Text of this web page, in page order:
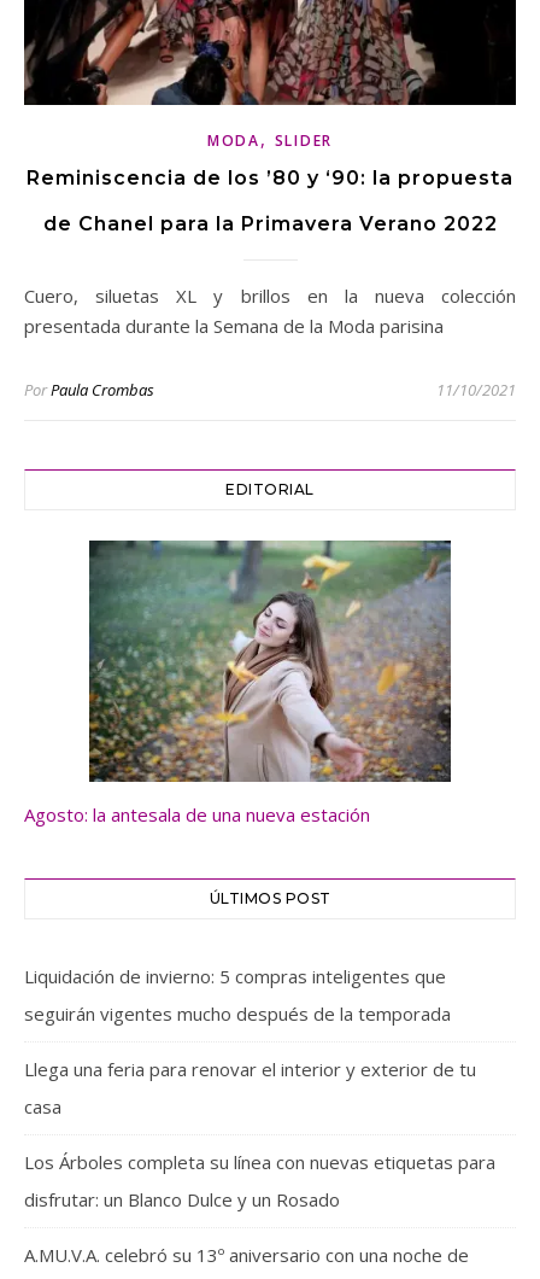
MODA, SLIDER
Reminiscencia de los ’80 y ‘90: la propuesta
de Chanel para la Primavera Verano 2022
Cuero, siluetas XL y brillos en la nueva colección
presentada durante la Semana de la Moda parisina
PorPaula Crombas 11/10/2021
EDITORIAL
Agosto: la antesala de una nueva estación
ÚLTIMOS POST
Liquidación de invierno: 5 compras inteligentes que
seguirán vigentes mucho después de la temporada
Llega una feria para renovar el interior y exterior de tu
casa
Los Árboles completa su línea con nuevas etiquetas para
disfrutar: un Blanco Dulce y un Rosado
A.MU.V.A. celebró su 13º aniversario con una noche de